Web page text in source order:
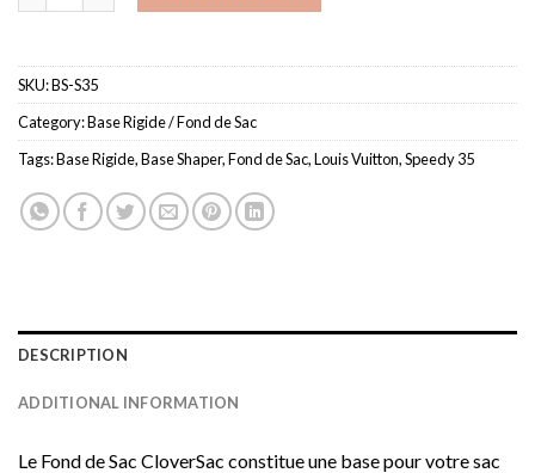
SKU:BS-S35
Category:Base Rigide / Fond de Sac
Tags:Base Rigide,Base Shaper,Fond de Sac,Louis Vuitton,Speedy 35
DESCRIPTION
ADDITIONAL INFORMATION
Le Fond de Sac CloverSac constitue une base pour votre sac